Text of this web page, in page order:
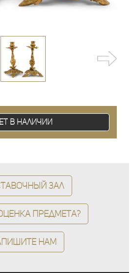
в наличии
зал
предмета?
нам